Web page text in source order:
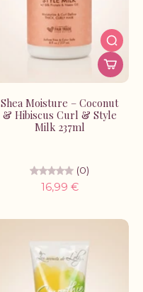
Shea Moisture – Coconut
& Hibiscus Curl & Style
Milk 237ml
(0)
16,99 €